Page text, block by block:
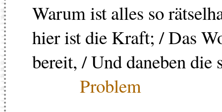
Warum ist alles so
hier ist die Kraft; / Das
bereit, / Und daneben die
Problem